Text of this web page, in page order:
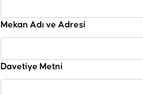
Mekan Adı ve Adresi
Davetiye Metni